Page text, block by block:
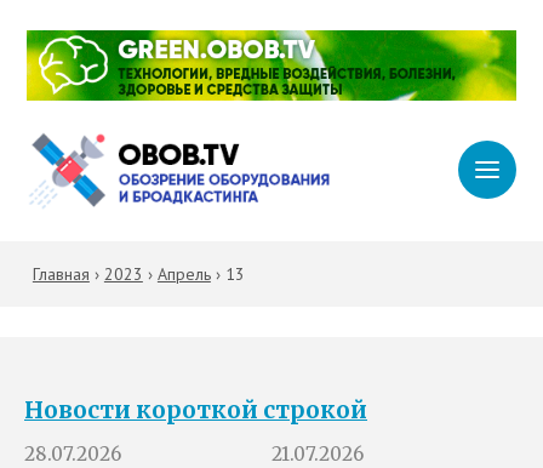
Главная › 2023 › Апрель› 13
Новости короткой строкой
28.07.2026
21.07.2026